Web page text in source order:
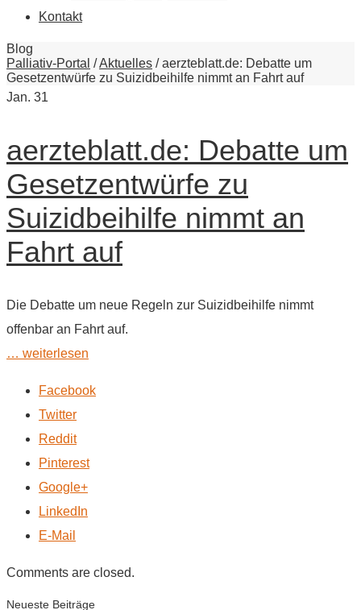
Kontakt
Blog
Palliativ-Portal /Aktuelles /aerzteblatt.de: Debatte um
Gesetzentwürfe zu Suizidbeihilfe nimmt an Fahrt auf
Jan. 31
aerzteblatt.de: Debatte um
Gesetzentwürfe zu
Suizidbeihilfe nimmt an
Fahrt auf
Die Debatte um neue Regeln zur Suizidbeihilfe nimmt
offenbar an Fahrt auf.
… weiterlesen
Facebook
Twitter
Reddit
Pinterest
Google+
LinkedIn
E-Mail
Comments are closed.
Neueste Beiträge